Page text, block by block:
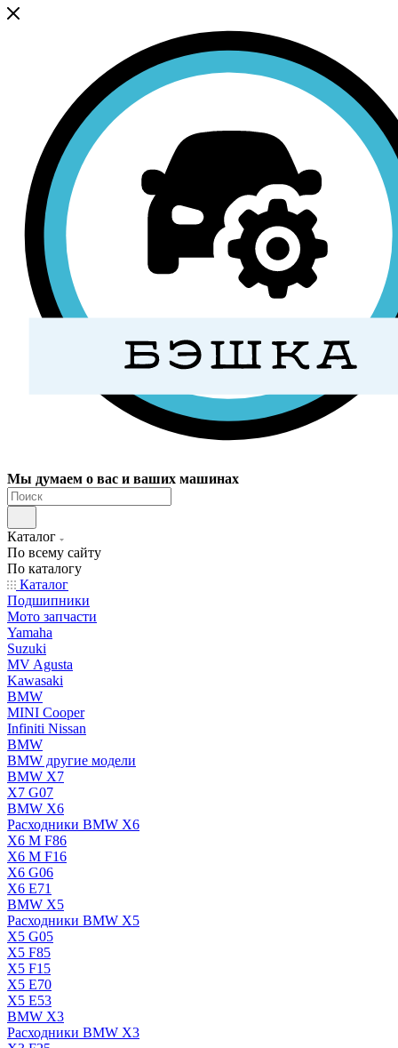
Мы думаем о вас и ваших машинах
Каталог
По всему сайту
По каталогу
Каталог
Подшипники
Мото запчасти
Yamaha
Suzuki
MV Agusta
Kawasaki
BMW
MINI Cooper
Infiniti Nissan
BMW
BMW другие модели
BMW X7
X7 G07
BMW X6
Расходники BMW X6
X6 M F86
X6 M F16
X6 G06
X6 E71
BMW X5
Расходники BMW X5
X5 G05
X5 F85
X5 F15
X5 E70
X5 E53
BMW X3
Расходники BMW X3